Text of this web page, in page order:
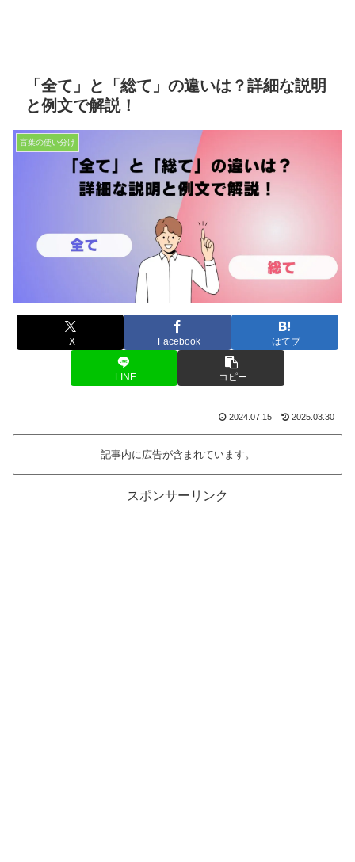
「全て」と「総て」の違いは？詳細な説明
と例文で解説！
言葉の使い分け
X Facebook はてブ
LINE コピー
2024.07.15 2025.03.30
記事内に広告が含まれています。
スポンサーリンク